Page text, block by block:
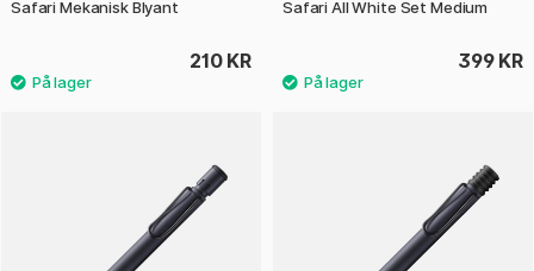
Safari Mekanisk Blyant
210 KR
Safari All White Set Medium
399 KR